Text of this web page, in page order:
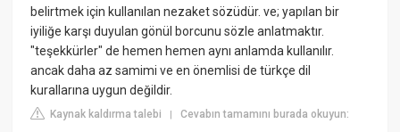
belirtmek için kullanılan nezaket sözüdür. ve; yapılan bir
iyiliğe karşı duyulan gönül borcunu sözle anlatmaktır.
"teşekkürler" de hemen hemen aynı anlamda kullanılır.
ancak daha az samimi ve en önemlisi de türkçe dil
kurallarına uygun değildir.
Kaynak kaldırma talebi |Cevabın tamamını burada okuyun: